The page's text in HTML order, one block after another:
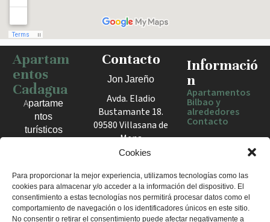
Cookies
Para proporcionar la mejor experiencia, utilizamos tecnologías como las
cookies para almacenar y/o acceder a la información del dispositivo. El
consentimiento a estas tecnologías nos permitirá procesar datos como el
comportamiento de navegación o los identificadores únicos en este sitio.
No consentir o retirar el consentimiento puede afectar negativamente a
Haz clic para activar el mapa
Apartam
entos
Cadagua
Apartame
ntos
turísticos
el Valle
de Mena.
Estancias
cómodas
Contacto
Jon Jareño
Avda. Eladio
Bustamante 18.
09580 Villasana de
Mena
España
+34 675 602
960
apartamentosc
Informació
n
Apartamentos
Bilbao y
alrededores
Contacto